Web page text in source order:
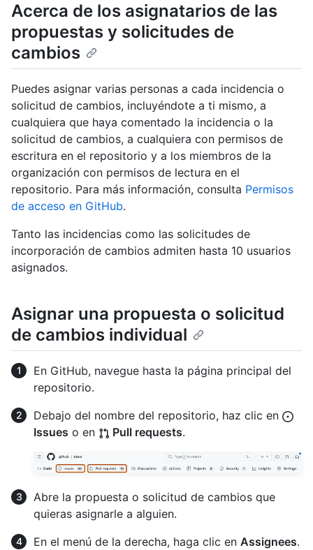
Acerca de los asignatarios de las
propuestas y solicitudes de
cambios
Puedes asignar varias personas a cada incidencia o
solicitud de cambios, incluyéndote a ti mismo, a
cualquiera que haya comentado la incidencia o la
solicitud de cambios, a cualquiera con permisos de
escritura en el repositorio y a los miembros de la
organización con permisos de lectura en el
repositorio. Para más información, consulta Permisos
de acceso en GitHub.
Tanto las incidencias como las solicitudes de
incorporación de cambios admiten hasta 10 usuarios
asignados.
Asignar una propuesta o solicitud
de cambios individual
En GitHub, navegue hasta la página principal del
repositorio.
Debajo del nombre del repositorio, haz clic en
Issues o en Pull requests.
Abre la propuesta o solicitud de cambios que
quieras asignarle a alguien.
En el menú de la derecha, haga clic en Assignees.